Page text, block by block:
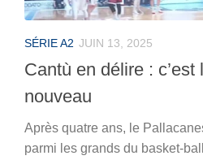
SÉRIE A2 JUIN 13, 2025
Cantù en délire : c’est
nouveau
Après quatre ans, le
parmi les grands du basket-